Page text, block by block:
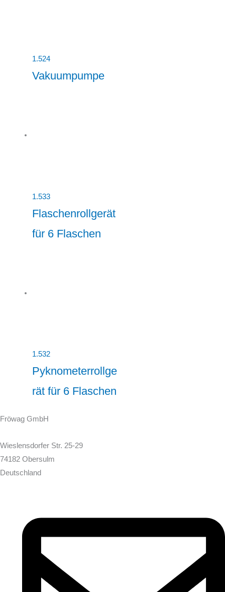
1.524
Vakuumpumpe
1.533
Flaschenrollgerät
für 6 Flaschen
1.532
Pyknometerrollge
rät für 6 Flaschen
Fröwag GmbH
Wieslensdorfer Str. 25-29
74182 Obersulm
Deutschland